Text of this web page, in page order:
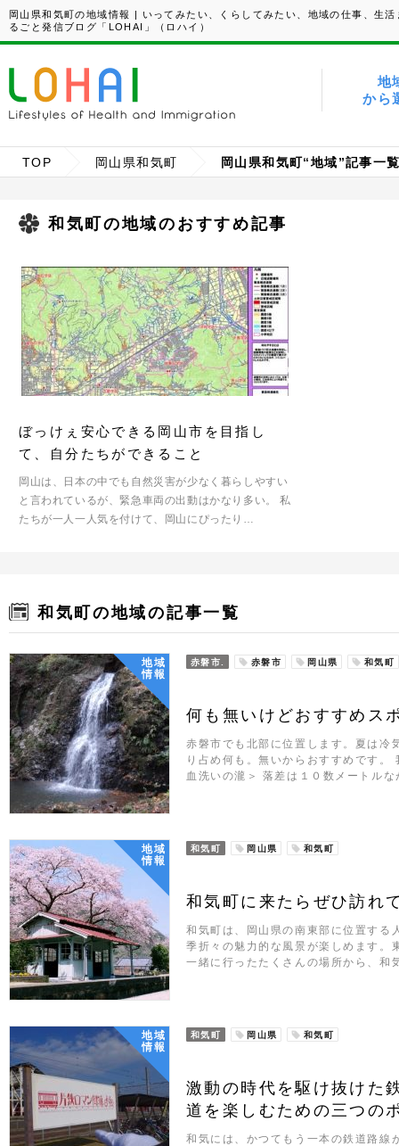
岡山県和気町の地域情報 | いってみたい、くらしてみたい、地域の仕事、生活
るごと発信ブログ「LOHAI」（ロハイ）
地
から
TOP 岡山県和気町 岡山県和気町“地域”記事一
和気町の地域のおすすめ記事
ぼっけぇ安心できる岡山市を目指し
て、自分たちができること
岡山は、日本の中でも自然災害が少なく暮らしやすい
と言われているが、緊急車両の出動はかなり多い。 私
たちが一人一人気を付けて、岡山にぴったり…
和気町の地域の記事一覧
地域
情報
赤磐市. 赤磐市 岡山県 和気町
何も無いけどおすすめス
赤磐市でも北部に位置します。夏は冷
り占め何も。無いからおすすめです
血洗いの瀧＞ 落差は１０数メートル
地域
情報
和気町 岡山県 和気町
和気町に来たらぜひ訪れ
和気町は、岡山県の南東部に位置す
季折々の魅力的な風景が楽しめます。
一緒に行ったたくさんの場所から、
地域
情報
和気町 岡山県 和気町
激動の時代を駆け抜けた
道を楽しむための三つの
和気には、かつてもう一本の鉄道路線